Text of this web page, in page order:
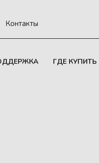
Контакты
ГДЕ КУПИТЬ